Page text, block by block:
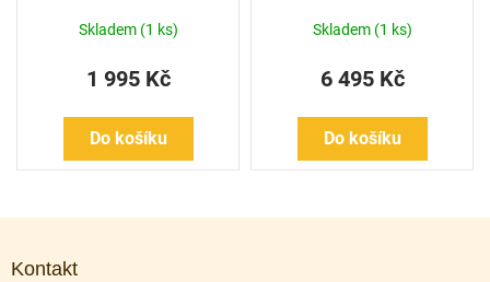
Skladem (1 ks)
1 995 Kč
Do košíku
Skladem (1 ks)
6 495 Kč
Do košíku
Kontakt